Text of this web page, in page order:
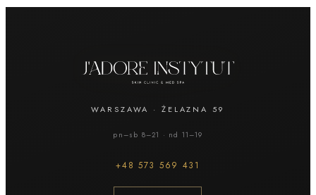
WARSZAWA · ŻELAZNA 59
pn–sb 8–21 · nd 11–19
+48573 569 431